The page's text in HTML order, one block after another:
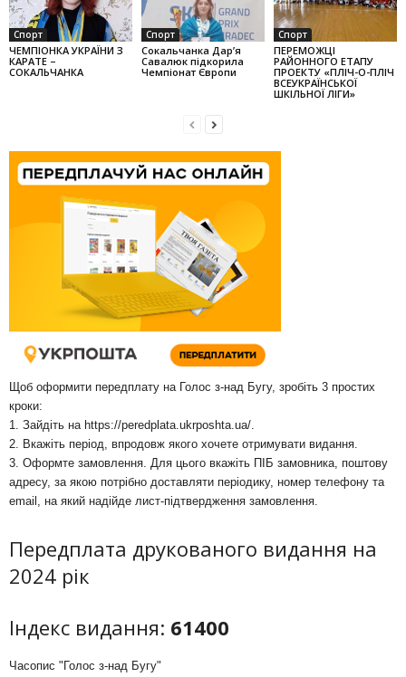
Спорт
ЧЕМПІОНКА УКРАЇНИ З
КАРАТЕ –
СОКАЛЬЧАНКА
Спорт
Сокальчанка Дар’я
Савалюк підкорила
Чемпіонат Європи
Спорт
ПЕРЕМОЖЦІ
РАЙОННОГО ЕТАПУ
ПРОЕКТУ «ПЛІЧ-О-ПЛІЧ
ВСЕУКРАЇНСЬКОЇ
ШКІЛЬНОЇ ЛІГИ»
Щоб оформити передплату на Голос з-над Бугу, зробіть 3 простих
кроки:
1. Зайдіть на https://peredplata.ukrposhta.ua/
2. Вкажіть період, впродовж якого хочете отримувати видання.
3. Оформте замовлення. Для цього вкажіть ПІБ замовника, поштову
адресу, за якою потрібно доставляти періодику, номер телефону та
email, на який надійде лист-підтвердження замовлення.
Передплата друкованого видання на
2024 рік
Індекс видання: 61400
Часопис "Голос з-над Бугу"